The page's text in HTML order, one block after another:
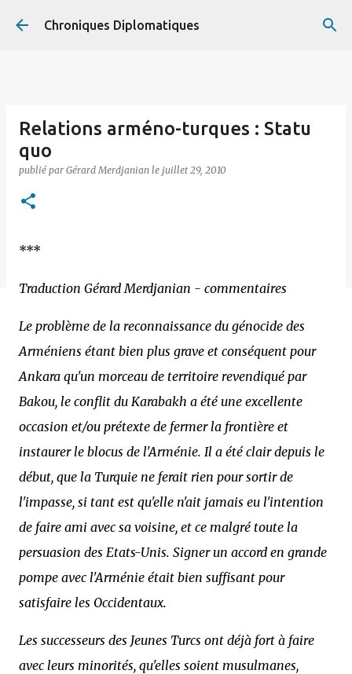
Accéder au contenu principal
Chroniques Diplomatiques
Relations arméno-turques : Statu
quo
publié par Gérard Merdjanian le juillet 29, 2010
***
Traduction Gérard Merdjanian - commentaires
Le problème de la reconnaissance du génocide des
Arméniens étant bien plus grave et conséquent pour
Ankara qu'un morceau de territoire revendiqué par
Bakou, le conflit du Karabakh a été une excellente
occasion et/ou prétexte de fermer la frontière et
instaurer le blocus de l'Arménie. Il a été clair depuis le
début, que la Turquie ne ferait rien pour sortir de
l'impasse, si tant est qu'elle n'ait jamais eu l'intention
de faire ami avec sa voisine, et ce malgré toute la
persuasion des Etats-Unis. Signer un accord en grande
pompe avec l'Arménie était bien suffisant pour
satisfaire les Occidentaux.
Les successeurs des Jeunes Turcs ont déjà fort à faire
avec leurs minorités, qu'elles soient musulmanes,